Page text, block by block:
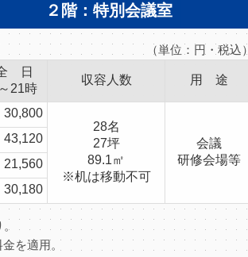
２階：特別会議室
（単位：円・税込）
日
21時
収容人数 用 途
30,800
28名
27坪
89.1㎡
※机は移動不可
会議
研修会場等
43,120
21,560
30,180
。
を適用。